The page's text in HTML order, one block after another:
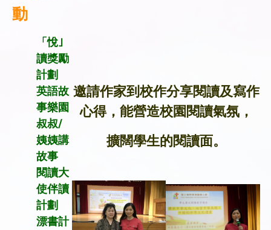
動
「悅｣
讀獎勵
計劃
英語故
事樂園
叔叔/
姨姨講
故事
閱讀大
使伴讀
計劃
漂書計
邀請作家到校作分享閱讀及寫作
心得，能營造校園閱讀氣氛，
擴闊學生的閱讀面。